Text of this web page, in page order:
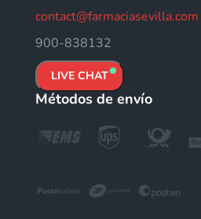
contact@farmaciasevilla.com
900-838132
LIVE CHAT
Métodos de envío